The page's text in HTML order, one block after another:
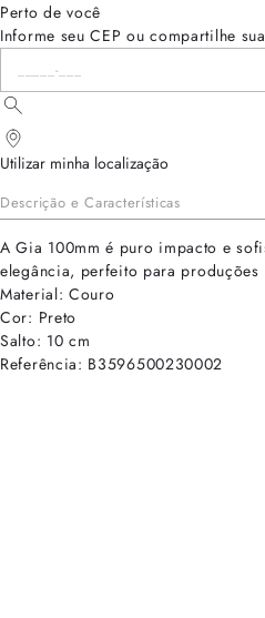
Perto de você
Informe seu CEP ou compartilhe
Utilizar minha localização
Descrição e Características
A Gia 100mm é puro impacto e
elegância, perfeito para produções
Material: Couro
Cor: Preto
Salto: 10 cm
Referência: B3596500230002